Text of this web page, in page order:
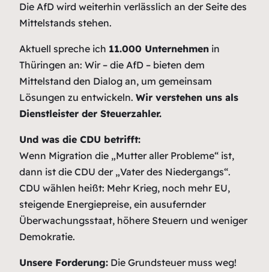
Die AfD wird weiterhin verlässlich an der Seite des
Mittelstands stehen.
Aktuell spreche ich 11.000 Unternehmen in
Thüringen an: Wir – die AfD – bieten dem
Mittelstand den Dialog an, um gemeinsam
Lösungen zu entwickeln. Wir verstehen uns als
Dienstleister der Steuerzahler.
Und was die CDU betrifft:
Wenn Migration die „Mutter aller Probleme“ ist,
dann ist die CDU der „Vater des Niedergangs“.
CDU wählen heißt: Mehr Krieg, noch mehr EU,
steigende Energiepreise, ein ausufernder
Überwachungsstaat, höhere Steuern und weniger
Demokratie.
Unsere Forderung: Die Grundsteuer muss weg!